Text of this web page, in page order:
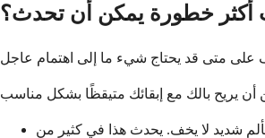
أكثر خطورة يمكن أن تحدث؟
شديد لا يخف. يحدث هذا في كثير من